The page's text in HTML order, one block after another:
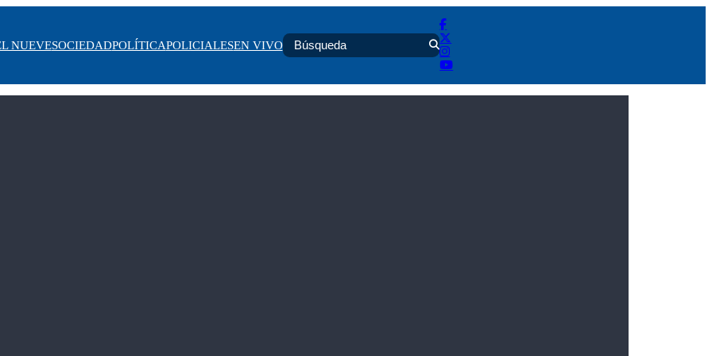
NUEVESOCIEDADPOLÍTICAPOLICIALESEN VIVO